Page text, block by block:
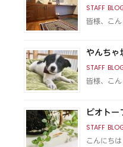
皆様、こ
やんちゃ
皆様、こ
ビオトー
こんにち